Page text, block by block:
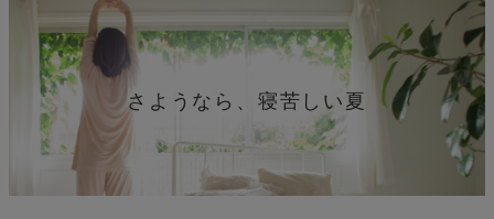
さようなら、寝苦しい夏